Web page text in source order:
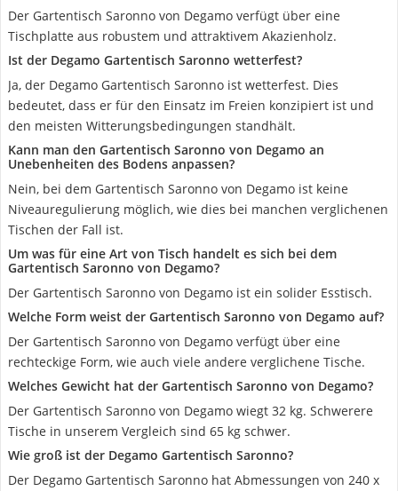
Der Gartentisch Saronno von Degamo verfügt über eine
Tischplatte aus robustem und attraktivem Akazienholz.
Ist der Degamo Gartentisch Saronno wetterfest?
Ja, der Degamo Gartentisch Saronno ist wetterfest. Dies
bedeutet, dass er für den Einsatz im Freien konzipiert ist und
den meisten Witterungsbedingungen standhält.
Kann man den Gartentisch Saronno von Degamo an
Unebenheiten des Bodens anpassen?
Nein, bei dem Gartentisch Saronno von Degamo ist keine
Niveauregulierung möglich, wie dies bei manchen verglichenen
Tischen der Fall ist.
Um was für eine Art von Tisch handelt es sich bei dem
Gartentisch Saronno von Degamo?
Der Gartentisch Saronno von Degamo ist ein solider Esstisch.
Welche Form weist der Gartentisch Saronno von Degamo auf?
Der Gartentisch Saronno von Degamo verfügt über eine
rechteckige Form, wie auch viele andere verglichene Tische.
Welches Gewicht hat der Gartentisch Saronno von Degamo?
Der Gartentisch Saronno von Degamo wiegt 32 kg. Schwerere
Tische in unserem Vergleich sind 65 kg schwer.
Wie groß ist der Degamo Gartentisch Saronno?
Der Degamo Gartentisch Saronno hat Abmessungen von 240 x